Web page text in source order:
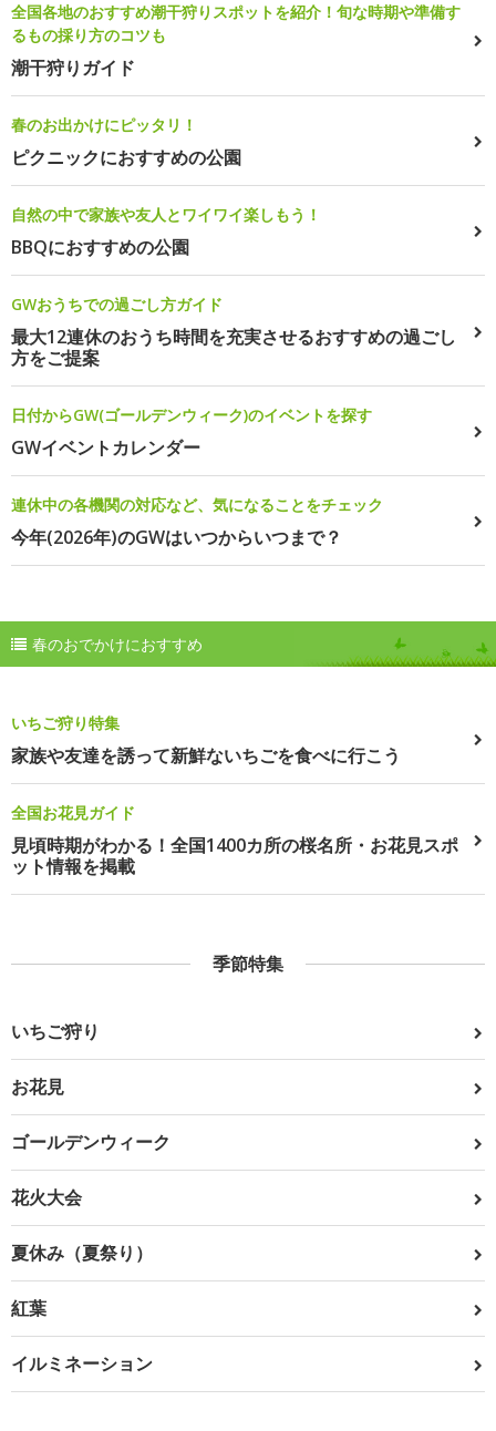
全国各地のおすすめ潮干狩りスポットを紹介！旬な時期や準備す
るもの採り方のコツも
潮干狩りガイド
春のお出かけにピッタリ！
ピクニックにおすすめの公園
自然の中で家族や友人とワイワイ楽しもう！
BBQにおすすめの公園
GWおうちでの過ごし方ガイド
最大12連休のおうち時間を充実させるおすすめの過ごし
方をご提案
日付からGW(ゴールデンウィーク)のイベントを探す
GWイベントカレンダー
連休中の各機関の対応など、気になることをチェック
今年(2026年)のGWはいつからいつまで？
春のおでかけにおすすめ
いちご狩り特集
家族や友達を誘って新鮮ないちごを食べに行こう
全国お花見ガイド
見頃時期がわかる！全国1400カ所の桜名所・お花見スポ
ット情報を掲載
季節特集
いちご狩り
お花見
ゴールデンウィーク
花火大会
夏休み（夏祭り）
紅葉
イルミネーション